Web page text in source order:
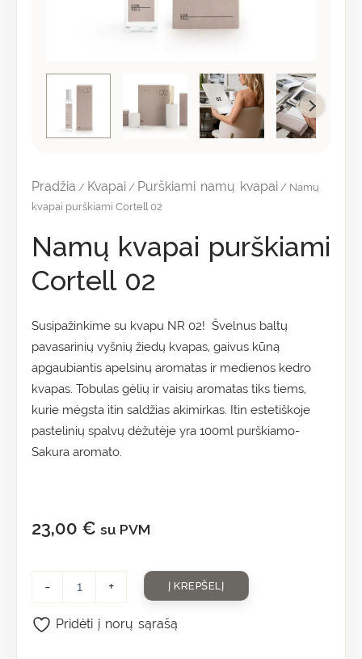
Pradžia / Kvapai / Purškiami namų kvapai / Namų
kvapai purškiami Cortell 02
Namų kvapai purškiami
Cortell 02
Susipažinkime su kvapu NR 02! Švelnus baltų
pavasarinių vyšnių žiedų kvapas, gaivus kūną
apgaubiantis apelsinų aromatas ir medienos kedro
kvapas. Tobulas gėlių ir vaisių aromatas tiks tiems,
kurie mėgsta itin saldžias akimirkas. Itin estetiškoje
pastelinių spalvų dėžutėje yra 100ml purškiamo-
Sakura aromato.
23,00 € su PVM
- + Į KREPŠELĮ
Pridėti į norų sąrašą